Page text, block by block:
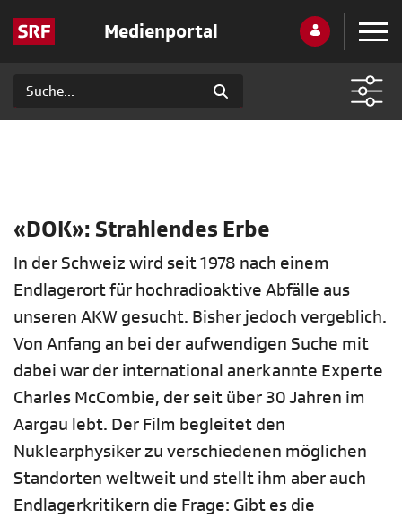
Medienportal
«DOK»: Strahlendes Erbe
In der Schweiz wird seit 1978 nach einem
Endlagerort für hochradioaktive Abfälle aus
unseren AKW gesucht. Bisher jedoch vergeblich.
Von Anfang an bei der aufwendigen Suche mit
dabei war der international anerkannte Experte
Charles McCombie, der seit über 30 Jahren im
Aargau lebt. Der Film begleitet den
Nuklearphysiker zu verschiedenen möglichen
Standorten weltweit und stellt ihm aber auch
Endlagerkritikern die Frage: Gibt es die